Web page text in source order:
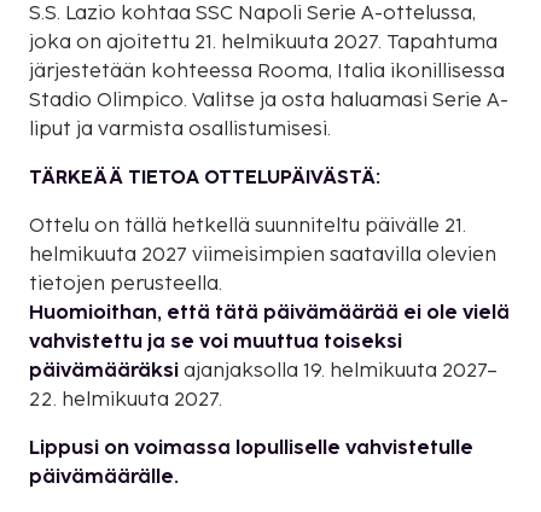
S.S. Lazio kohtaa SSC Napoli Serie A-ottelussa,
joka on ajoitettu 21. helmikuuta 2027. Tapahtuma
järjestetään kohteessa Rooma, Italia ikonillisessa
Stadio Olimpico. Valitse ja osta haluamasi Serie A-
liput ja varmista osallistumisesi.
TÄRKEÄÄ TIETOA OTTELUPÄIVÄSTÄ:
Ottelu on tällä hetkellä suunniteltu päivälle 21.
helmikuuta 2027 viimeisimpien saatavilla olevien
tietojen perusteella.
Huomioithan, että tätä päivämäärää ei ole vielä
vahvistettu ja se voi muuttua toiseksi
päivämääräksi ajanjaksolla 19. helmikuuta 2027–
22. helmikuuta 2027.
Lippusi on voimassa lopulliselle vahvistetulle
päivämäärälle.